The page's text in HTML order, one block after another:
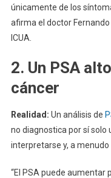
únicamente de los
afirma el doctor
ICUA.
2. Un PSA
cáncer
Realidad: Un análisis de
no diagnostica por sí solo
interpretarse y, a
“El PSA puede aumentar